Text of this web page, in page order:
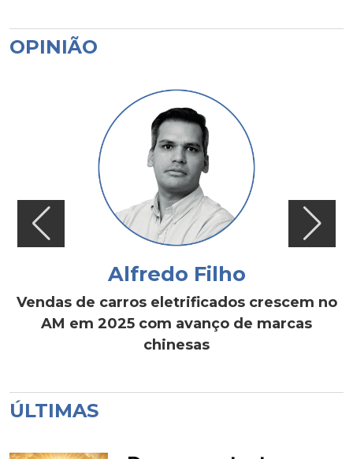
OPINIÃO
Alfredo Filho
Vendas de carros eletrificados crescem no
AM em 2025 com avanço de marcas
chinesas
ÚLTIMAS